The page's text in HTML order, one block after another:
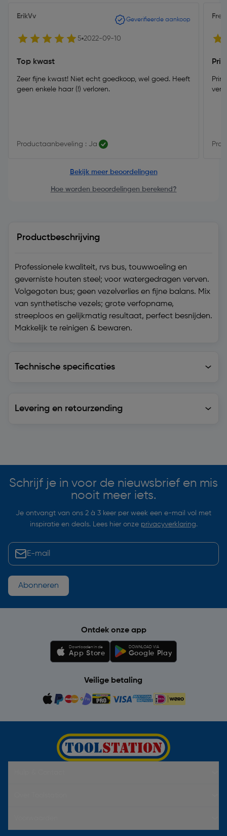
ErikVv Geverifieerde aankoop
5 2022-09-10
Top kwast
Zeer fijne kwast! Niet echt goedkoop, wel goed. Heeft
geen enkele haar (!) verloren.
Productaanbeveling : Ja
Bekijk meer beoordelingen
Hoe worden beoordelingen berekend?
Productbeschrijving
Professionele kwaliteit, rvs bus, touwwoeling en
geverniste houten steel; voor watergedragen verven.
Volgegoten bus; geen vezelverlies en fijne balans. Mix
van synthetische vezels; grote verfopname,
streeploos en gelijkmatig resultaat, perfect besnijden.
Makkelijk te reinigen & bewaren.
Technische specificaties
Levering en retourzending
Schrijf je in voor de nieuwsbrief en mis
nooit meer iets.
Je ontvangt van ons 2 à 3 keer per week een e-mail vol met
inspiratie en deals. Lees hier onze privacyverklaring.
Abonneren
Ontdek onze app
Downloaden in de
App Store
DOWNLOAD VIA
Google Play
Veilige betaling